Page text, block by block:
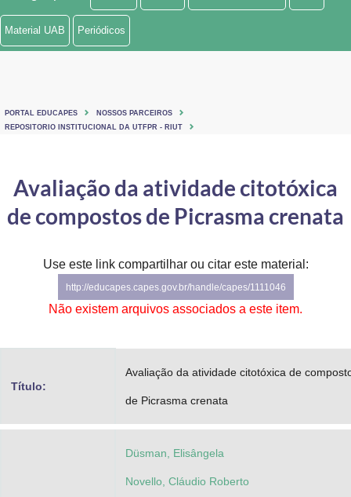
Ministério de Minas e Energia
Ministério do Turismo
Controladoria-Geral da União
Ministério da Mulher, da Família e dos Direitos Humanos
Secretaria-Geral
Material UAB Periódicos
PORTAL EDUCAPES
NOSSOS PARCEIROS
REPOSITORIO INSTITUCIONAL DA UTFPR - RIUT
Avaliação da atividade citotóxica
de compostos de Picrasma crenata
Use este link compartilhar ou citar este material:
http://educapes.capes.gov.br/handle/capes/1111046
Não existem arquivos associados a este item.
Título:
Avaliação da atividade citotóxica de
de Picrasma crenata
Düsman, Elisângela
Novello, Cláudio Roberto